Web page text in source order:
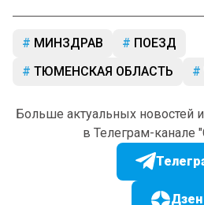
МИНЗДРАВ
ПОЕЗД
ТЮМЕНСКАЯ ОБЛАСТЬ
Больше актуальных новостей
в Телеграм-канале
Дзен